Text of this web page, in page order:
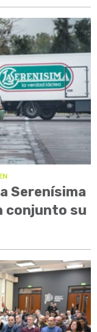
Serenísima
conjunto su